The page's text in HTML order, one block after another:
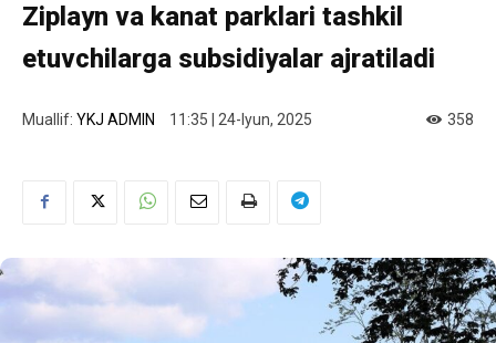
Ziplayn va kanat parklari tashkil
etuvchilarga subsidiyalar ajratiladi
Muallif: YKJ ADMIN 11:35 | 24-Iyun, 2025 358